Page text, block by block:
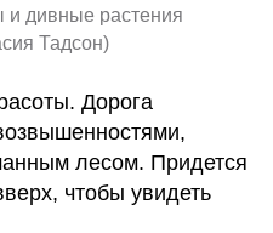
дивные растения
Тадсон)
Дорога
лесом. Придется
чтобы увидеть